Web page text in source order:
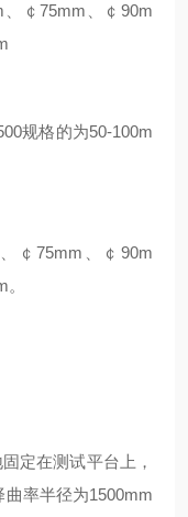
￠75mm、￠90m
规格的为50-100m
￠75mm、￠90m
定在测试平台上，
率半径为1500mm